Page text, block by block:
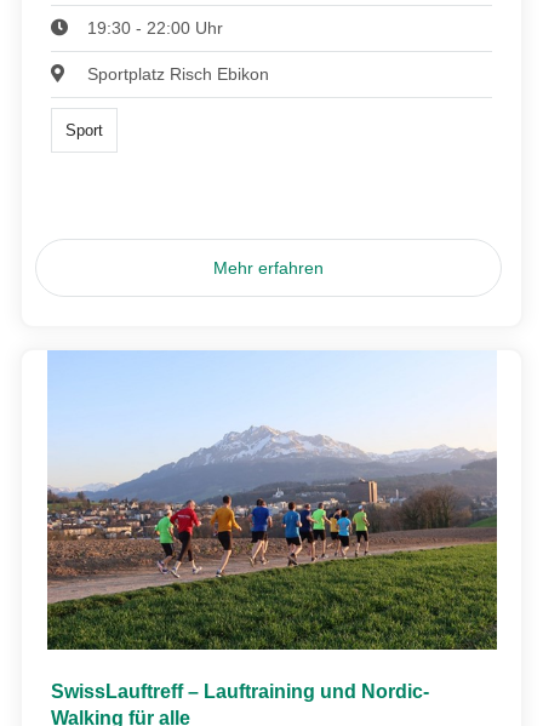
19:30 - 22:00 Uhr
Sportplatz Risch Ebikon
Sport
Mehr erfahren
SwissLauftreff – Lauftraining und Nordic-
Walking für alle